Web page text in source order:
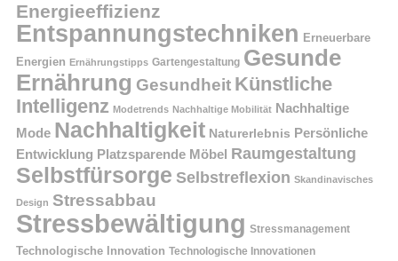
Energieeffizienz
Entspannungstechniken Erneuerbare
Energien Ernährungstipps Gartengestaltung Gesunde
Ernährung Gesundheit Künstliche
Intelligenz Modetrends Nachhaltige Mobilität Nachhaltige
Mode Nachhaltigkeit Naturerlebnis Persönliche
Entwicklung Platzsparende Möbel Raumgestaltung
Selbstfürsorge Selbstreflexion Skandinavisches
Design Stressabbau
Stressbewältigung Stressmanagement
Technologische Innovation Technologische Innovationen